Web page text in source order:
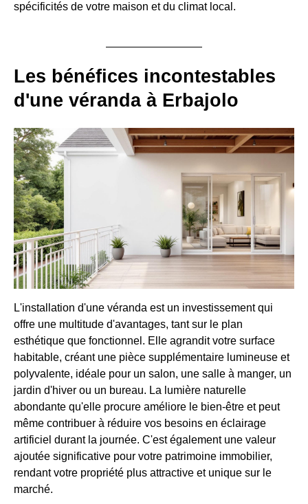
spécificités de votre maison et du climat local.
Les bénéfices incontestables
d'une véranda à Erbajolo
L'installation d'une véranda est un investissement qui
offre une multitude d'avantages, tant sur le plan
esthétique que fonctionnel. Elle agrandit votre surface
habitable, créant une pièce supplémentaire lumineuse et
polyvalente, idéale pour un salon, une salle à manger, un
jardin d'hiver ou un bureau. La lumière naturelle
abondante qu'elle procure améliore le bien-être et peut
même contribuer à réduire vos besoins en éclairage
artificiel durant la journée. C'est également une valeur
ajoutée significative pour votre patrimoine immobilier,
rendant votre propriété plus attractive et unique sur le
marché.